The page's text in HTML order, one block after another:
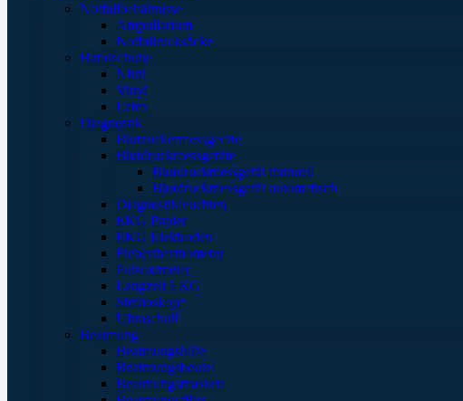
Notfallbehältnisse
Ampullarium
Notfallrucksäcke
Handschuhe
Nitril
Vinyl
Latex
Diagnostik
Blutzuckermessgeräte
Blutdruckmessgeräte
Blutdruckmessgerät manuell
Blutdruckmessgerät automatisch
Diagnostikleuchten
EKG Papier
EKG Elektroden
Fieberthermometer
Pulsoximeter
Langzeit EKG
Stethoskope
Ultraschall
Beatmung
Beatmungshilfe
Beatmungsbeutel
Beatmungsmasken